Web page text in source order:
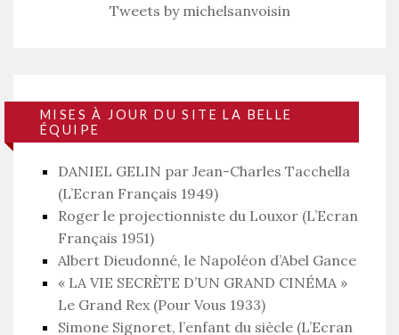
Tweets by michelsanvoisin
MISES À JOUR DU SITE LA BELLE
ÉQUIPE
DANIEL GELIN par Jean-Charles Tacchella
(L’Ecran Français 1949)
Roger le projectionniste du Louxor (L’Ecran
Français 1951)
Albert Dieudonné, le Napoléon d’Abel Gance
« LA VIE SECRÈTE D’UN GRAND CINÉMA »
Le Grand Rex (Pour Vous 1933)
Simone Signoret, l’enfant du siècle (L’Ecran